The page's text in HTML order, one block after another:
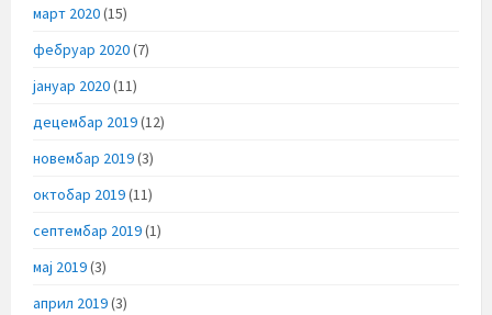
март 2020(15)
фебруар 2020(7)
јануар 2020(11)
децембар 2019(12)
новембар 2019(3)
октобар 2019(11)
септембар 2019(1)
мај 2019(3)
април 2019(3)